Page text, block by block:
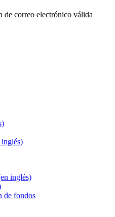
de correo electrónico válida
inglés)
inglés)
de fondos